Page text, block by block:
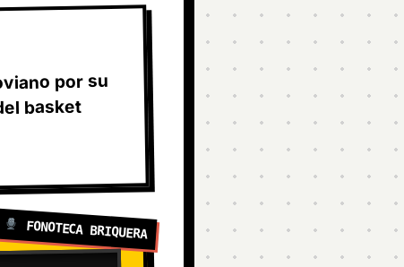
por su
basket
FONOTECA BRIQUERA